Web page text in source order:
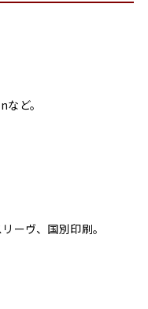
ど。
ーヴ、国別印刷。